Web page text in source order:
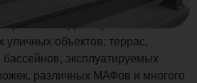
и достижений науки
для строительства
объектов: террас,
эксплуатируемых
различных МАФов и многого